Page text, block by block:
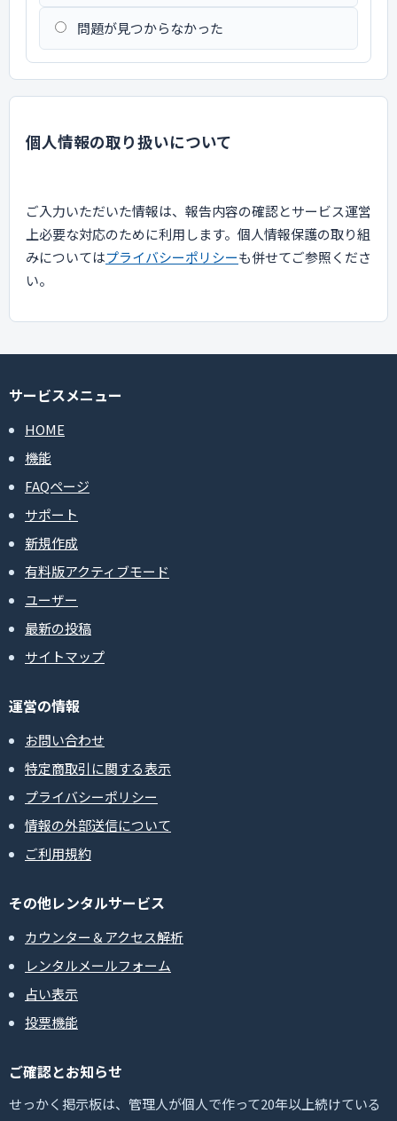
問題が見つからなかった
個人情報の取り扱いについて
ご入力いただいた情報は、報告内容の確認とサービス運営
上必要な対応のために利用します。個人情報保護の取り組
みについてはプライバシーポリシーも併せてご参照くださ
い。
サービスメニュー
HOME
機能
FAQページ
サポート
新規作成
有料版アクティブモード
ユーザー
最新の投稿
サイトマップ
運営の情報
お問い合わせ
特定商取引に関する表示
プライバシーポリシー
情報の外部送信について
ご利用規約
その他レンタルサービス
カウンター＆アクセス解析
レンタルメールフォーム
占い表示
投票機能
ご確認とお知らせ
せっかく掲示板は、管理人が個人で作って20年以上続けている